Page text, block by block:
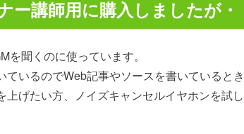
ー講師用に購入しましたが・
聞くのに使っています。
いるのでWeb記事やソースを書いていると
上げたい方、ノイズキャンセルイヤホンを試